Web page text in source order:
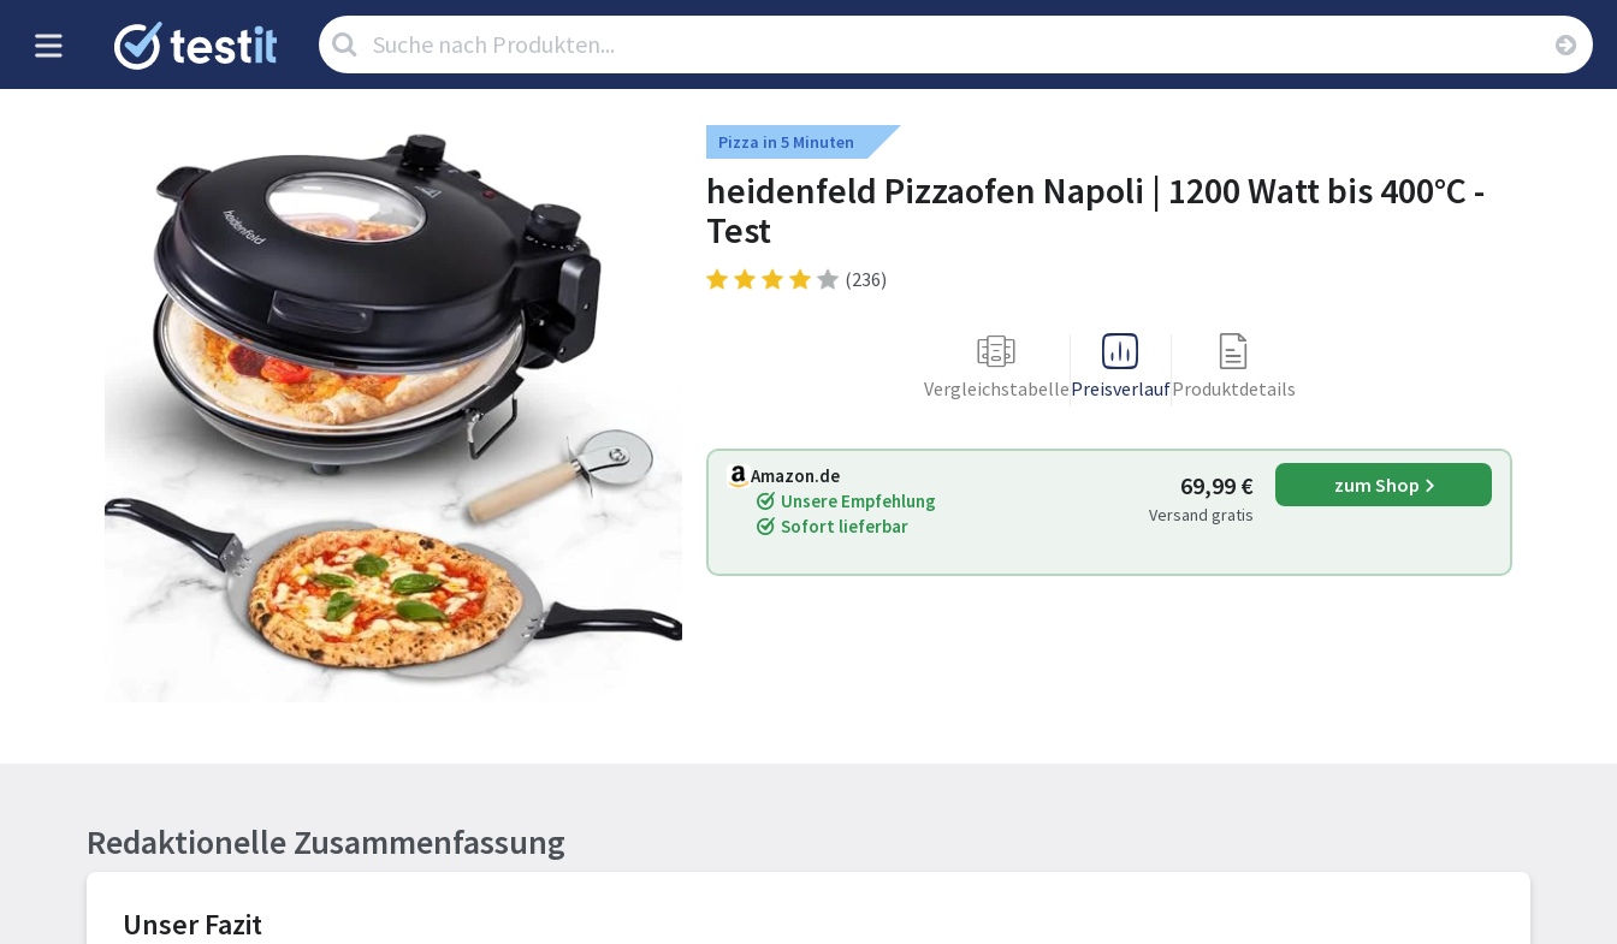
Artikel
suchen:
Pizza in 5 Minuten
heidenfeld Pizzaofen Napoli | 1200 Watt bis 400°C -
Test
(236)
VergleichstabellePreisverlaufProduktdetails
Amazon.de
Unsere Empfehlung
Sofort lieferbar
69,99 €
Versand gratis
zum Shop
Redaktionelle Zusammenfassung
Unser Fazit